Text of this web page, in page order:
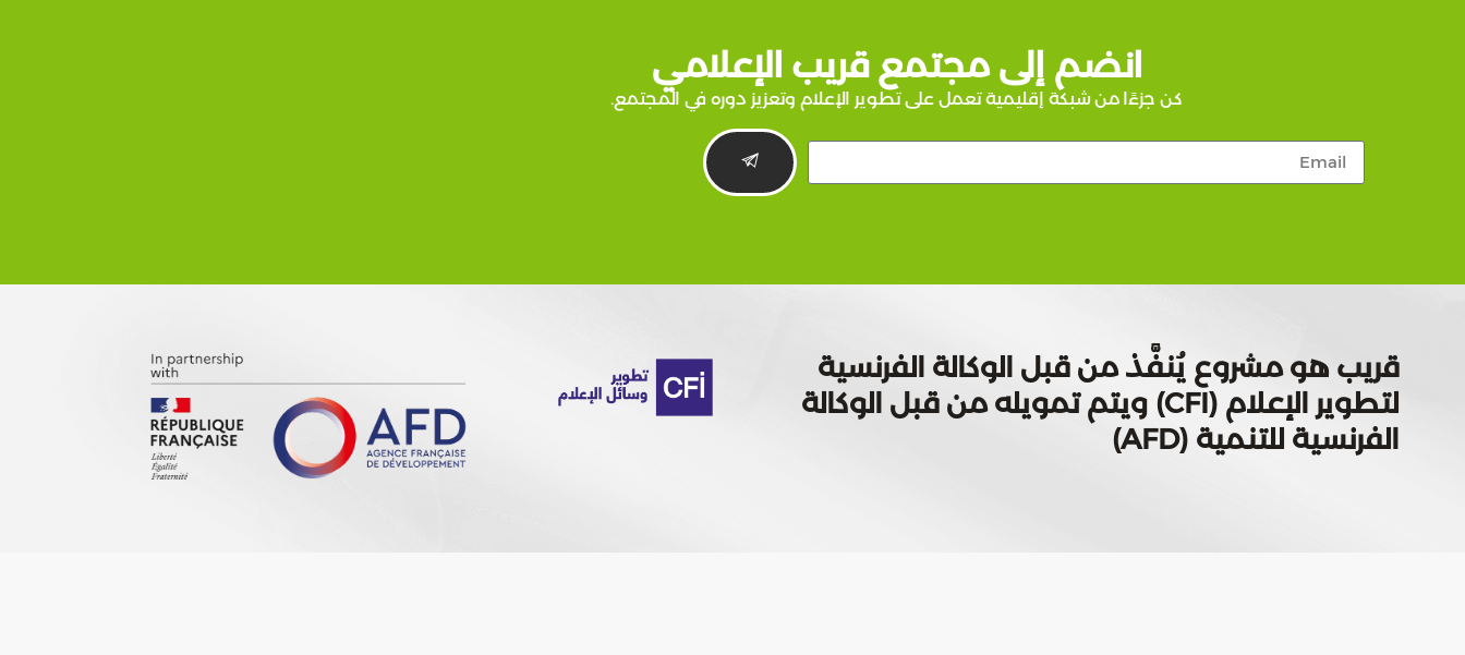
انضم إلى مجتمع قريب الإعلامي
كن جزءًا من شبكة إقليمية تعمل على تطوير الإعلام وتعزيز دوره في المجتمع.
قريب هو مشروع يُنفَّذ من قبل الوكالة الفرنسية
لتطوير الإعلام (CFI) ويتم تمويله من قبل الوكالة
الفرنسية للتنمية (AFD)